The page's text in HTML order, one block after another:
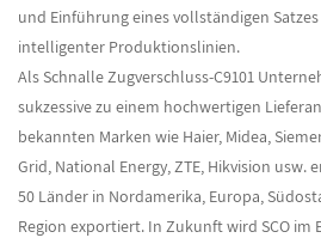
und Einführung eines vollständigen
intelligenter Produktionslinien.
Als Schnalle Zugverschluss-C9101
sukzessive zu einem hochwertigen
bekannten Marken wie Haier, Midea,
Grid, National Energy, ZTE, Hikvision
50 Länder in Nordamerika, Europa,
Region exportiert. In Zukunft wird SCO